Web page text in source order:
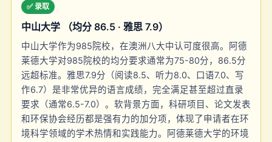
✅ 录取
中山大学 （均分 86.5 · 雅思 7.9）
中山大学作为985院校，在澳洲八大中认可度很高。阿德
莱德大学对985院校的均分要求通常为75-80分，86.5分
远超标准。雅思7.9分（阅读8.5、听力8.0、口语7.0、写
作6.7）是非常优异的语言成绩，完全满足甚至超过直录
要求（通常6.5-7.0）。软背景方面，科研项目、论文发表
和环保协会经历都是强有力的加分项，体现了申请者在环
境科学领域的学术热情和实践能力。阿德莱德大学的环境